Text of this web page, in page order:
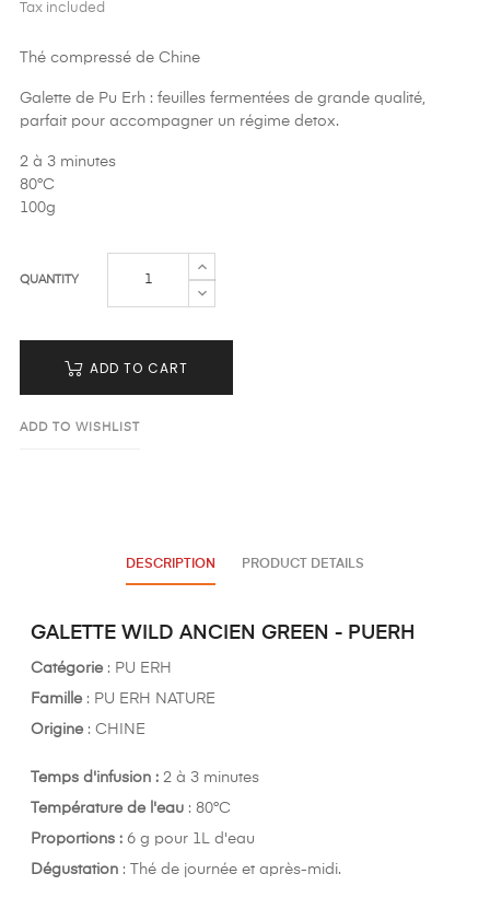
Tax included
Thé compressé de Chine
Galette de Pu Erh : feuilles fermentées de grande qualité,
parfait pour accompagner un régime detox.
2 à 3 minutes
80°C
100g
QUANTITY
ADD TO CART
ADD TO WISHLIST
DESCRIPTION PRODUCT DETAILS
GALETTE WILD ANCIEN GREEN - PUERH
Catégorie: PU ERH
Famille: PU ERH NATURE
Origine: CHINE
Temps d'infusion : 2 à 3 minutes
Température de l'eau : 80°C
Proportions : 6 g pour 1L d'eau
Dégustation : Thé de journée et après-midi.